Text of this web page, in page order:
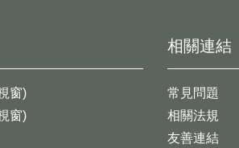
窗)
窗)
相關連結
常見問題
相關法規
友善連結